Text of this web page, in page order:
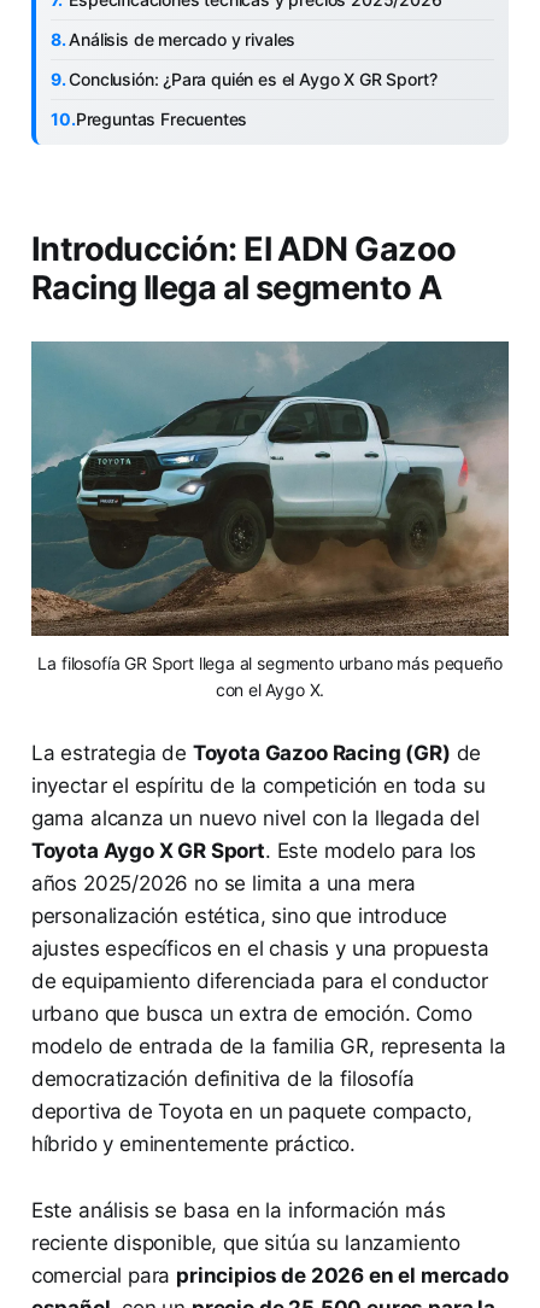
Análisis de mercado y rivales
Conclusión: ¿Para quién es el Aygo X GR Sport?
Preguntas Frecuentes
Introducción: El ADN Gazoo
Racing llega al segmento A
La filosofía GR Sport llega al segmento urbano más pequeño
con el Aygo X.
La estrategia de Toyota Gazoo Racing (GR) de
inyectar el espíritu de la competición en toda su
gama alcanza un nuevo nivel con la llegada del
Toyota Aygo X GR Sport. Este modelo para los
años 2025/2026 no se limita a una mera
personalización estética, sino que introduce
ajustes específicos en el chasis y una propuesta
de equipamiento diferenciada para el conductor
urbano que busca un extra de emoción. Como
modelo de entrada de la familia GR, representa la
democratización definitiva de la filosofía
deportiva de Toyota en un paquete compacto,
híbrido y eminentemente práctico.
Este análisis se basa en la información más
reciente disponible, que sitúa su lanzamiento
comercial para principios de 2026 en el mercado